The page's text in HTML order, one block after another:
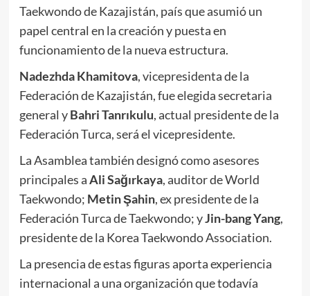
Taekwondo de Kazajistán, país que asumió un
papel central en la creación y puesta en
funcionamiento de la nueva estructura.
Nadezhda Khamitova, vicepresidenta de la
Federación de Kazajistán, fue elegida secretaria
general yBahriTanrıkulu, actual presidente de la
Federación Turca, será el vicepresidente.
La Asamblea también designó como asesores
principales aAliSağırkaya, auditor de World
Taekwondo; MetinŞahin, ex presidente de la
Federación Turca de Taekwondo; yJin-bang Yang,
presidente de la Korea Taekwondo Association.
La presencia de estas figuras aporta experiencia
internacional a una organización que todavía